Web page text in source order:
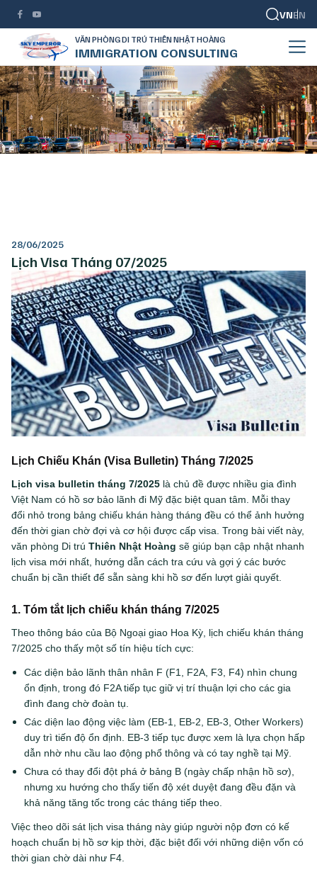
VNEN
VĂN PHÒNG DI TRÚ THIÊN NHẬT HOÀNG
IMMIGRATION CONSULTING
28/06/2025
Lịch Visa Tháng 07/2025
Lịch Chiếu Khán (Visa Bulletin) Tháng 7/2025
Lịch visa bulletin tháng 7/2025 là chủ đề được nhiều gia đình
Việt Nam có hồ sơ bảo lãnh đi Mỹ đặc biệt quan tâm. Mỗi thay
đổi nhỏ trong bảng chiếu khán hàng tháng đều có thể ảnh hưởng
đến thời gian chờ đợi và cơ hội được cấp visa. Trong bài viết này,
văn phòng Di trú Thiên Nhật Hoàng sẽ giúp bạn cập nhật nhanh
lịch visa mới nhất, hướng dẫn cách tra cứu và gợi ý các bước
chuẩn bị cần thiết để sẵn sàng khi hồ sơ đến lượt giải quyết.
1. Tóm tắt lịch chiếu khán tháng 7/2025
Theo thông báo của Bộ Ngoại giao Hoa Kỳ, lịch chiếu khán tháng
7/2025 cho thấy một số tín hiệu tích cực:
Các diện bảo lãnh thân nhân F (F1, F2A, F3, F4) nhìn chung
ổn định, trong đó F2A tiếp tục giữ vị trí thuận lợi cho các gia
đình đang chờ đoàn tụ.
Các diện lao động việc làm (EB-1, EB-2, EB-3, Other Workers)
duy trì tiến độ ổn định. EB-3 tiếp tục được xem là lựa chọn hấp
dẫn nhờ nhu cầu lao động phổ thông và có tay nghề tại Mỹ.
Chưa có thay đổi đột phá ở bảng B (ngày chấp nhận hồ sơ),
nhưng xu hướng cho thấy tiến độ xét duyệt đang đều đặn và
khả năng tăng tốc trong các tháng tiếp theo.
Việc theo dõi sát lịch visa tháng này giúp người nộp đơn có kế
hoạch chuẩn bị hồ sơ kịp thời, đặc biệt đối với những diện vốn có
thời gian chờ dài như F4.